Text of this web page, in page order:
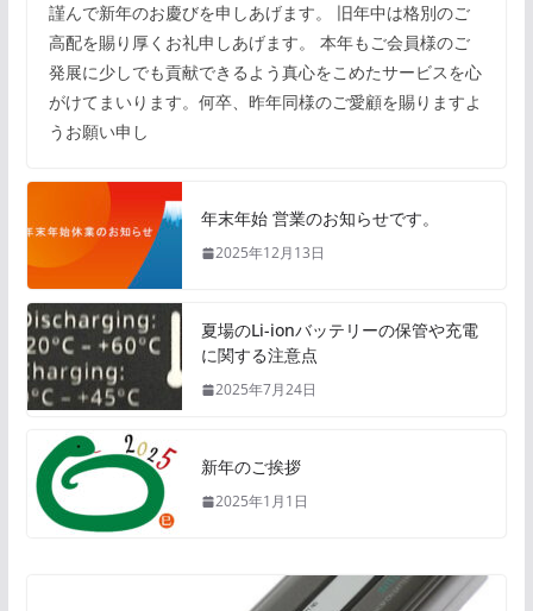
謹んで新年のお慶びを申しあげます。 旧年中は格別のご
高配を賜り厚くお礼申しあげます。 本年もご会員様のご
発展に少しでも貢献できるよう真心をこめたサービスを心
がけてまいります。何卒、昨年同様のご愛顧を賜りますよ
うお願い申し
年末年始 営業のお知らせです。
2025年12月13日
夏場のLi-ionバッテリーの保管や充電
に関する注意点
2025年7月24日
新年のご挨拶
2025年1月1日